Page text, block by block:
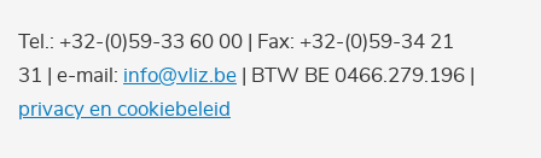
Tel.: +32-(0)59-33 60 00 | Fax: +32-(0)59-34 21
31 | e-mail: info@vliz.be | BTW BE 0466.279.196 |
privacy en cookiebeleid